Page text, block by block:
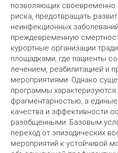
позволяющих своевременно
риска, предотвращать
неинфекционных
преждевременную
курортные организации
площадками, где пациенты
лечением, реабилитацией и
мероприятиями. Однако
программы характеризуются
фрагментарностью, а
качества и эффективности
разобщенными. Базовым
переход от эпизодических
мероприятий к устойчивой